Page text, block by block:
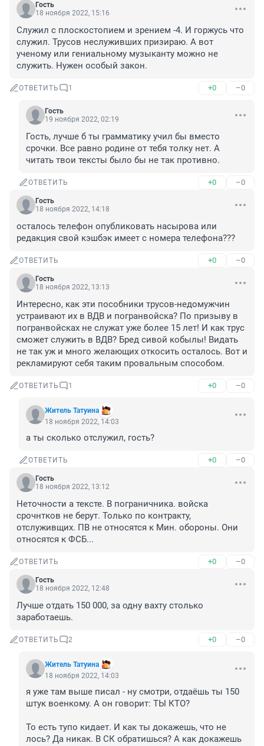
Гость
18 ноября 2022, 15:16
Служил с плоскостопием и зрением -4. И горжусь что
служил. Трусов неслуживших призираю. А вот
ученому или гениальному музыканту можно не
служить. Нужен особый закон.
ОТВЕТИТЬ 1 +0 –0
Гость
19 ноября 2022, 02:19
Гость, лучше б ты грамматику учил бы вместо
срочки. Все равно родине от тебя толку нет. А
читать твои тексты было бы не так противно.
ОТВЕТИТЬ +0 –0
Гость
18 ноября 2022, 14:18
осталось телефон опубликовать насырова или
редакция свой кэшбэк имеет с номера телефона???
ОТВЕТИТЬ +0 –0
Гость
18 ноября 2022, 13:13
Интересно, как эти пособники трусов-недомужчин
устраивают их в ВДВ и погранвойска? По призыву в
погранвойсках не служат уже более 15 лет! И как трус
сможет служить в ВДВ? Бред сивой кобылы! Видать
не так уж и много желающих откосить осталось. Вот и
рекламируют себя таким провальным способом.
ОТВЕТИТЬ 1 +0 –0
Житель Татуина
18 ноября 2022, 14:03
а ты сколько отслужил, гость?
ОТВЕТИТЬ +0 –0
Гость
18 ноября 2022, 13:12
Неточности а тексте. В пограничника. войска
срочнтков не берут. Только по контракту,
отслуживщих. ПВ не относятся к Мин. обороны. Они
относятся к ФСБ...
ОТВЕТИТЬ +0 –0
Гость
18 ноября 2022, 12:48
Лучше отдать 150 000, за одну вахту столько
заработаешь.
ОТВЕТИТЬ 2 +0 –0
Житель Татуина
18 ноября 2022, 14:03
я уже там выше писал - ну смотри, отдаёшь ты 150
штук военкому. А он говорит: ТЫ КТО?
То есть тупо кидает. И как ты докажешь, что не
лось? Да никак. В СК обратишься? А как докажешь